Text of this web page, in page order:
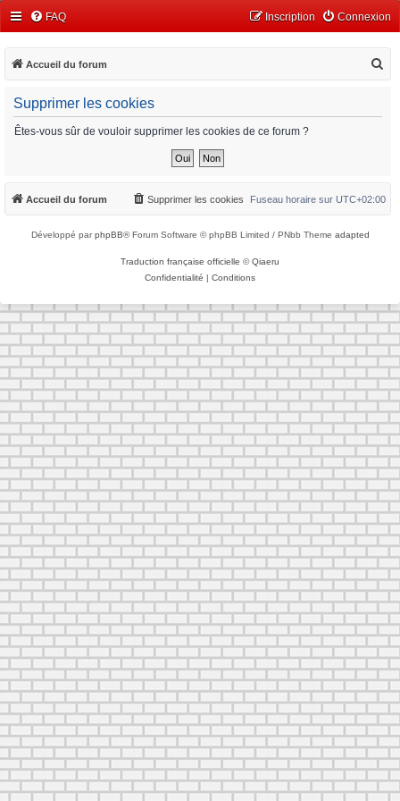
FAQ Connexion
Inscription
Accueil du forum
h
Supprimer les cookies
Êtes-vous sûr de vouloir supprimer les cookies de ce forum ?
Accueil du forum Fuseau horaire sur UTC+02:00
Supprimer les cookies
Développé parphpBB® Forum Software © phpBB Limited / PNbb Theme adapted
Traduction française officielle ©Qiaeru
Confidentialité | Conditions